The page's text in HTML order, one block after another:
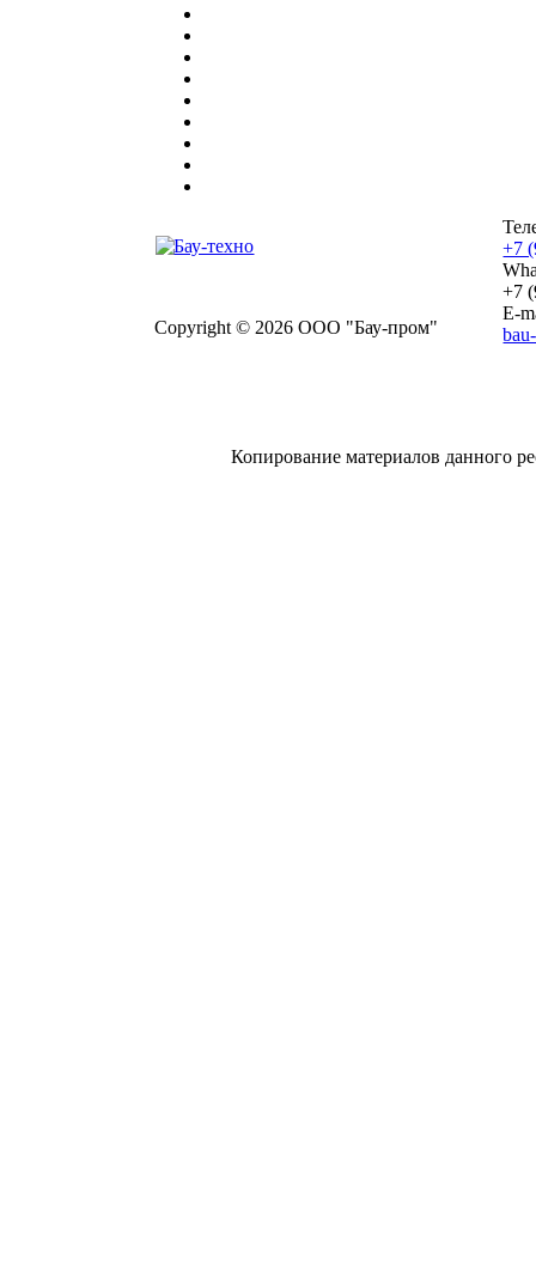
Copyright © 2026 ООО "Бау-пром"
+7
+7
E-
Копирование материалов данного